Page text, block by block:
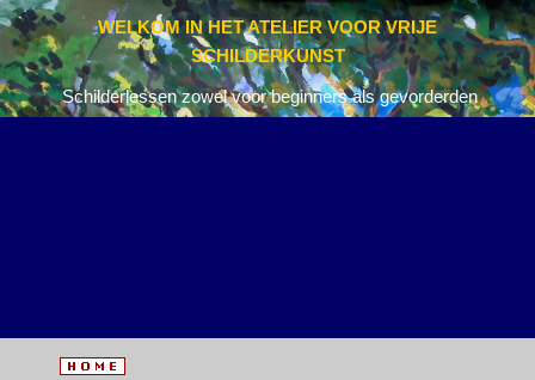
WELKOM IN HET ATELIER VOOR VRIJE
SCHILDERKUNST
Schilderlessen zowel voor beginners als gevorderden